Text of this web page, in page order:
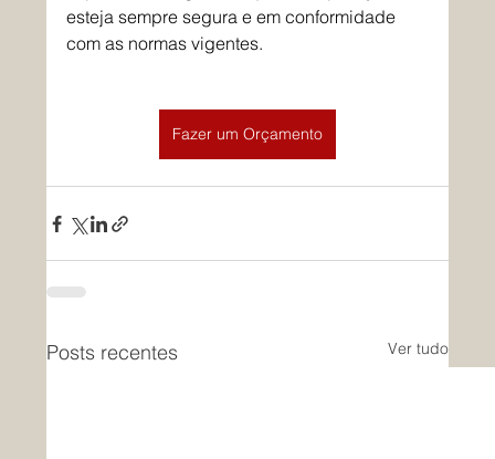
esteja sempre segura e em conformidade
com as normas vigentes.
Fazer um Orçamento
Posts recentes Ver tudo